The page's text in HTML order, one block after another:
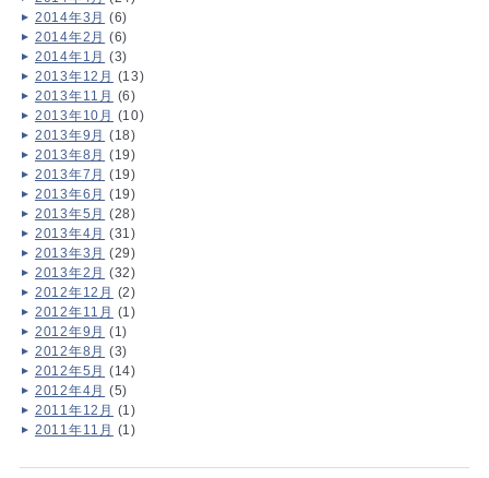
2014年3月 (6)
2014年2月 (6)
2014年1月 (3)
2013年12月 (13)
2013年11月 (6)
2013年10月 (10)
2013年9月 (18)
2013年8月 (19)
2013年7月 (19)
2013年6月 (19)
2013年5月 (28)
2013年4月 (31)
2013年3月 (29)
2013年2月 (32)
2012年12月 (2)
2012年11月 (1)
2012年9月 (1)
2012年8月 (3)
2012年5月 (14)
2012年4月 (5)
2011年12月 (1)
2011年11月 (1)